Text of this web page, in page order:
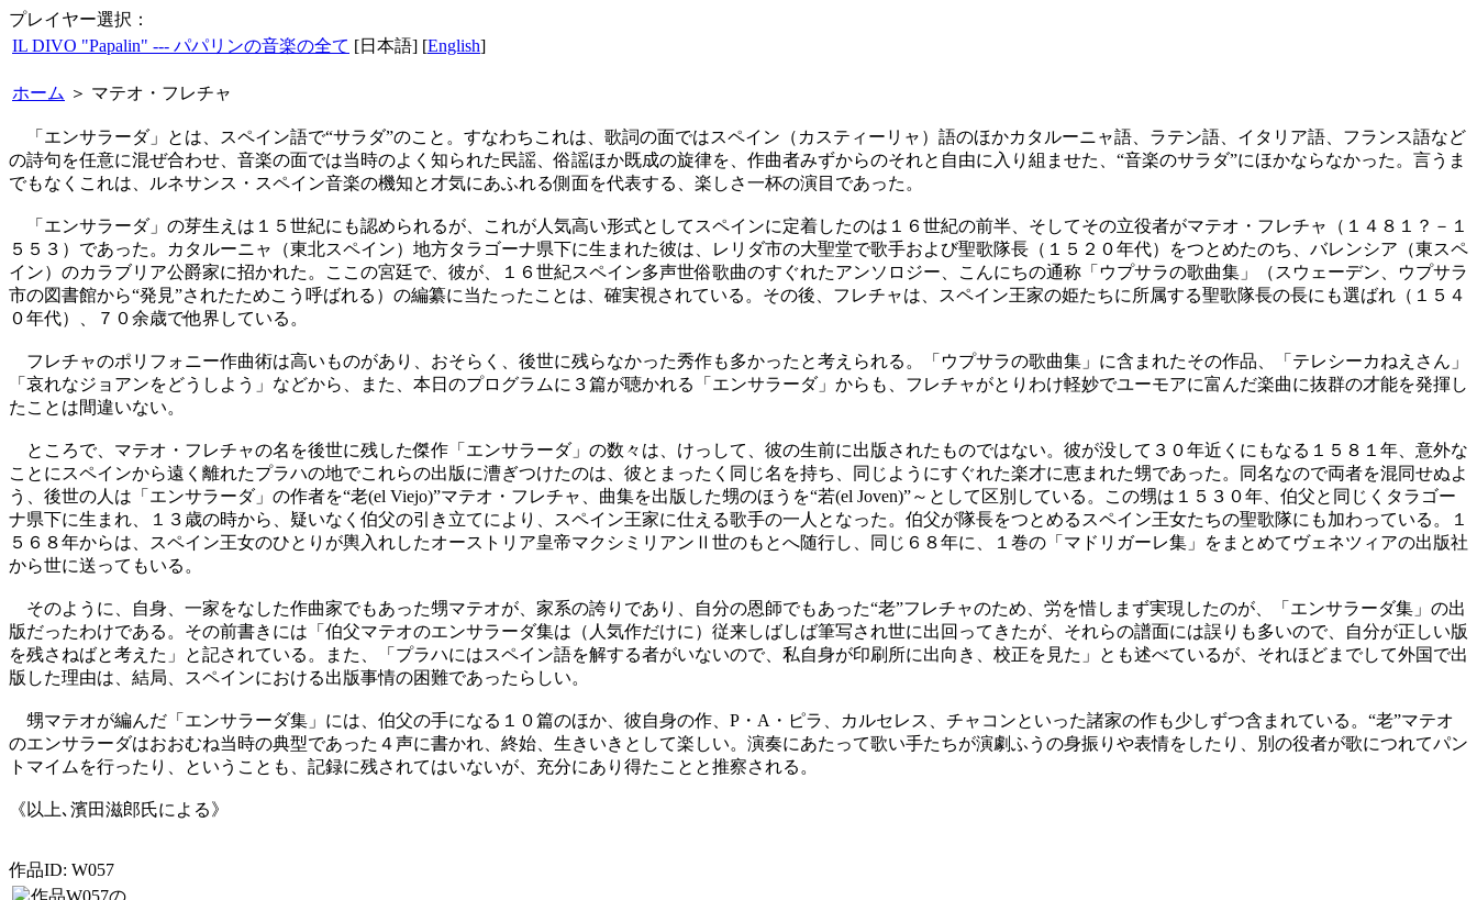
プレイヤー選択：
IL DIVO "Papalin" --- パパリンの音楽の全て [日本語] [English]
ホーム ＞ マテオ・フレチャ
「エンサラーダ」とは、スペイン語で“サラダ”のこと。すなわちこれは、歌詞の面ではスペイン（カスティーリャ）語のほかカタルーニャ語、ラテン語、イタリア語、フランス語など
の詩句を任意に混ぜ合わせ、音楽の面では当時のよく知られた民謡、俗謡ほか既成の旋律を、作曲者みずからのそれと自由に入り組ませた、“音楽のサラダ”にほかならなかった。言うま
でもなくこれは、ルネサンス・スペイン音楽の機知と才気にあふれる側面を代表する、楽しさ一杯の演目であった。
「エンサラーダ」の芽生えは１５世紀にも認められるが、これが人気高い形式としてスペインに定着したのは１６世紀の前半、そしてその立役者がマテオ・フレチャ（１４８１？－１
５５３）であった。カタルーニャ（東北スペイン）地方タラゴーナ県下に生まれた彼は、レリダ市の大聖堂で歌手および聖歌隊長（１５２０年代）をつとめたのち、バレンシア（東スペ
イン）のカラブリア公爵家に招かれた。ここの宮廷で、彼が、１６世紀スペイン多声世俗歌曲のすぐれたアンソロジー、こんにちの通称「ウプサラの歌曲集」（スウェーデン、ウプサラ
市の図書館から“発見”されたためこう呼ばれる）の編纂に当たったことは、確実視されている。その後、フレチャは、スペイン王家の姫たちに所属する聖歌隊長の長にも選ばれ（１５４
０年代）、７０余歳で他界している。
フレチャのポリフォニー作曲術は高いものがあり、おそらく、後世に残らなかった秀作も多かったと考えられる。「ウプサラの歌曲集」に含まれたその作品、「テレシーカねえさん」
「哀れなジョアンをどうしよう」などから、また、本日のプログラムに３篇が聴かれる「エンサラーダ」からも、フレチャがとりわけ軽妙でユーモアに富んだ楽曲に抜群の才能を発揮し
たことは間違いない。
ところで、マテオ・フレチャの名を後世に残した傑作「エンサラーダ」の数々は、けっして、彼の生前に出版されたものではない。彼が没して３０年近くにもなる１５８１年、意外な
ことにスペインから遠く離れたプラハの地でこれらの出版に漕ぎつけたのは、彼とまったく同じ名を持ち、同じようにすぐれた楽才に恵まれた甥であった。同名なので両者を混同せぬよ
う、後世の人は「エンサラーダ」の作者を“老(el Viejo)”マテオ・フレチャ、曲集を出版した甥のほうを“若(el Joven)”～として区別している。この甥は１５３０年、伯父と同じくタラゴー
ナ県下に生まれ、１３歳の時から、疑いなく伯父の引き立てにより、スペイン王家に仕える歌手の一人となった。伯父が隊長をつとめるスペイン王女たちの聖歌隊にも加わっている。１
５６８年からは、スペイン王女のひとりが輿入れしたオーストリア皇帝マクシミリアンⅡ世のもとへ随行し、同じ６８年に、１巻の「マドリガーレ集」をまとめてヴェネツィアの出版社
から世に送ってもいる。
そのように、自身、一家をなした作曲家でもあった甥マテオが、家系の誇りであり、自分の恩師でもあった“老”フレチャのため、労を惜しまず実現したのが、「エンサラーダ集」の出
版だったわけである。その前書きには「伯父マテオのエンサラーダ集は（人気作だけに）従来しばしば筆写され世に出回ってきたが、それらの譜面には誤りも多いので、自分が正しい版
を残さねばと考えた」と記されている。また、「プラハにはスペイン語を解する者がいないので、私自身が印刷所に出向き、校正を見た」とも述べているが、それほどまでして外国で出
版した理由は、結局、スペインにおける出版事情の困難であったらしい。
甥マテオが編んだ「エンサラーダ集」には、伯父の手になる１０篇のほか、彼自身の作、P・A・ピラ、カルセレス、チャコンといった諸家の作も少しずつ含まれている。“老”マテオ
のエンサラーダはおおむね当時の典型であった４声に書かれ、終始、生きいきとして楽しい。演奏にあたって歌い手たちが演劇ふうの身振りや表情をしたり、別の役者が歌につれてパン
トマイムを行ったり、ということも、記録に残されてはいないが、充分にあり得たことと推察される。
《以上､濱田滋郎氏による》
作品ID: W057